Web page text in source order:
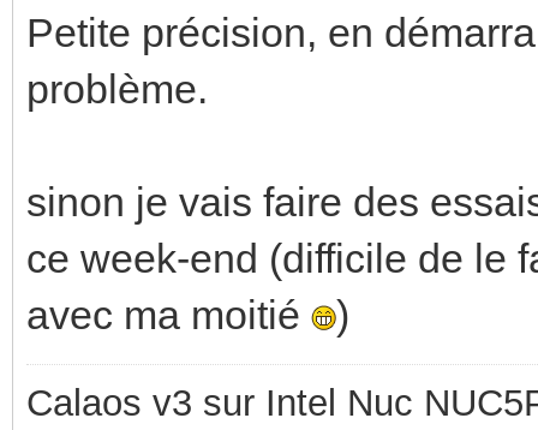
Petite précision, en
problème.
sinon je vais faire des
ce week-end (difficile de le
avec ma moitié
)
Calaos v3 sur Intel Nuc